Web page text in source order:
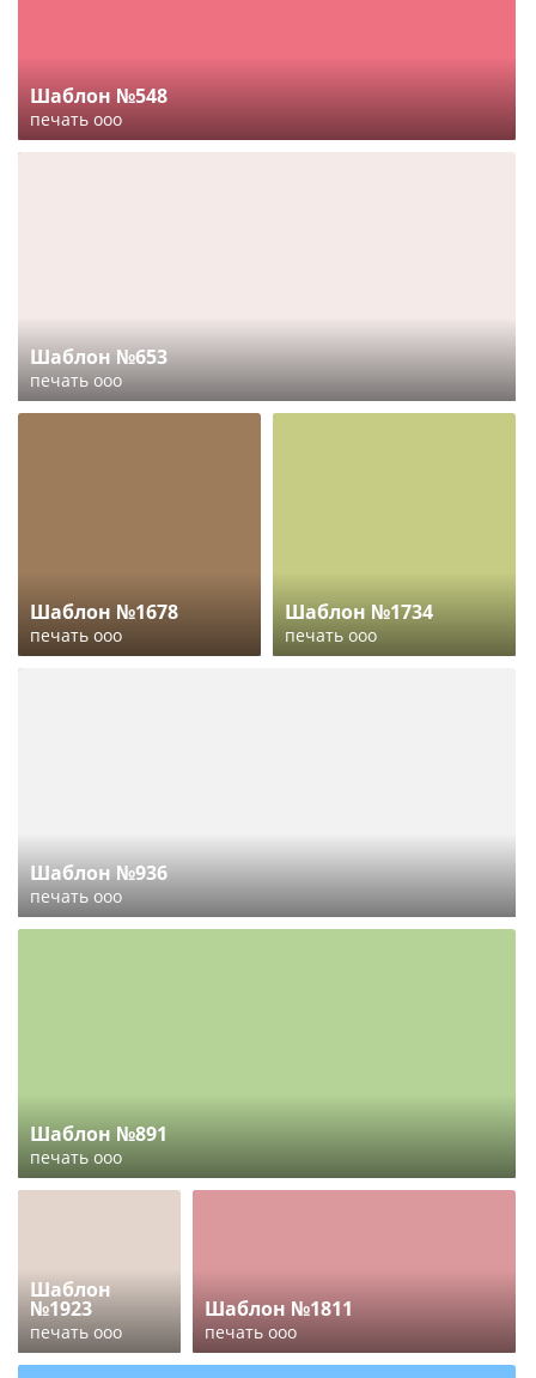
Шаблон №548
печать ооо
Шаблон №653
печать ооо
Шаблон №1678
печать ооо
Шаблон №1734
печать ооо
Шаблон №936
печать ооо
Шаблон №891
печать ооо
Шаблон
№1923
печать ооо
Шаблон №1811
печать ооо